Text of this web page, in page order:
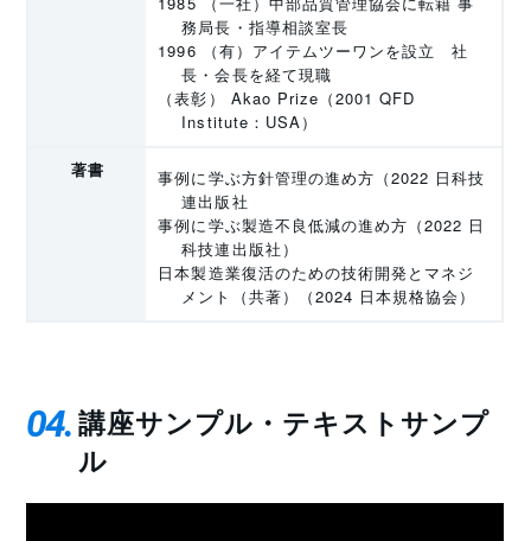
務局長・指導相談室長
1996 （有）アイテムツーワンを設立 社
長・会長を経て現職
（表彰） Akao Prize（2001 QFD
Institute：USA）
著書
事例に学ぶ方針管理の進め方（2022 日科技
連出版社
事例に学ぶ製造不良低減の進め方（2022 日
科技連出版社）
日本製造業復活のための技術開発とマネジ
メント（共著）（2024 日本規格協会）
04 講座サンプル・テキストサンプ
ル